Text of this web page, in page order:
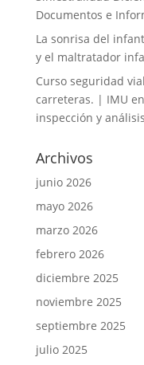
Documentos e
La sonrisa del
y el maltratador
Curso seguridad
carreteras. | IMU en
inspección y
Archivos
junio 2026
mayo 2026
marzo 2026
febrero 2026
diciembre 2025
noviembre 2025
septiembre 2025
julio 2025